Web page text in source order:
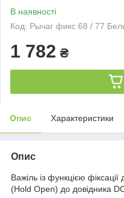
В наявності
Код: Рычаг фикс 68 / 77
1 782 ₴
Опис Характеристики
Опис
Важіль із функцією
(Hold Open) до довідника